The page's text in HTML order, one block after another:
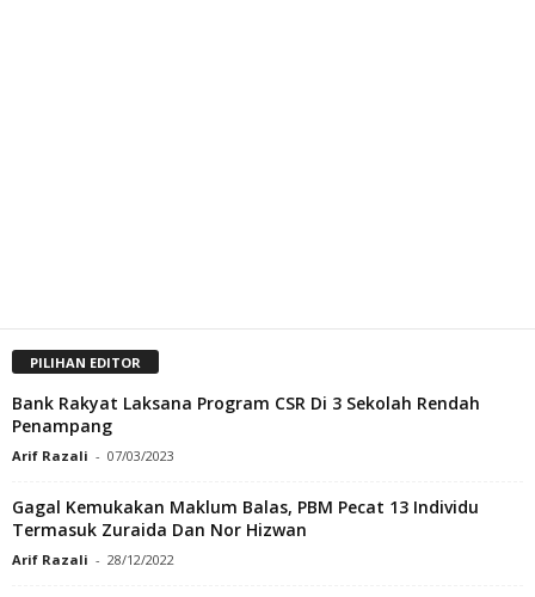
PILIHAN EDITOR
Bank Rakyat Laksana Program CSR Di 3 Sekolah Rendah
Penampang
Arif Razali - 07/03/2023
Gagal Kemukakan Maklum Balas, PBM Pecat 13 Individu
Termasuk Zuraida Dan Nor Hizwan
Arif Razali - 28/12/2022